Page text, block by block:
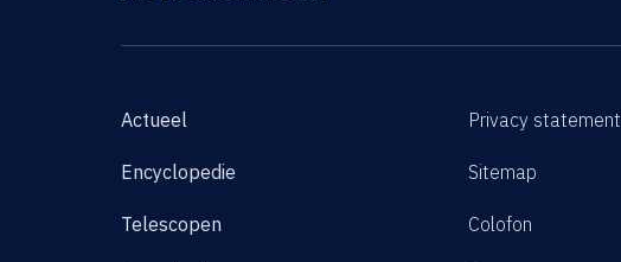
Actueel
Encyclopedie
Telescopen
Privacy statement
Sitemap
Colofon